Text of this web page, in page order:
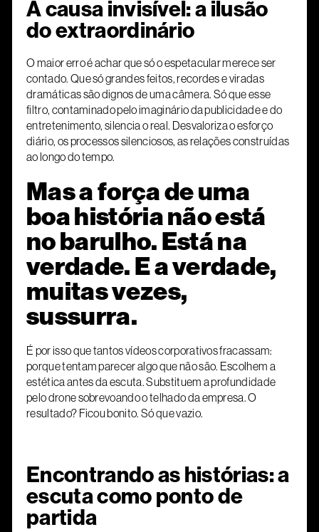
A causa invisível: a ilusão
do extraordinário
O maior erro é achar que só o espetacular merece ser
contado. Que só grandes feitos, recordes e viradas
dramáticas são dignos de uma câmera. Só que esse
filtro, contaminado pelo imaginário da publicidade e do
entretenimento, silencia o real. Desvaloriza o esforço
diário, os processos silenciosos, as relações construídas
ao longo do tempo.
Mas a força de uma
boa história não está
no barulho. Está na
verdade. E a verdade,
muitas vezes,
sussurra.
É por isso que tantos vídeos corporativos fracassam:
porque tentam parecer algo que não são. Escolhem a
estética antes da escuta. Substituem a profundidade
pelo drone sobrevoando o telhado da empresa. O
resultado? Ficou bonito. Só que vazio.
Encontrando as histórias: a
escuta como ponto de
partida